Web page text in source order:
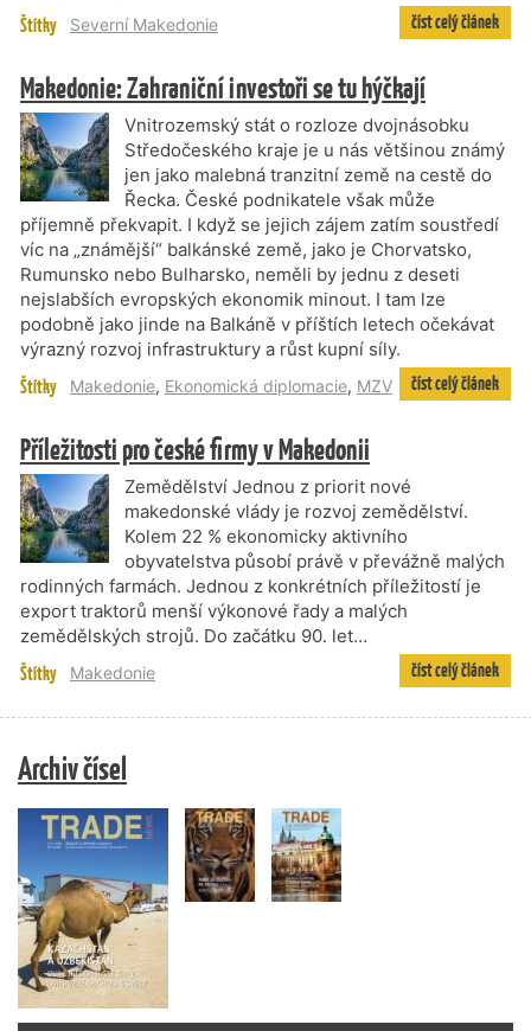
Štítky Severní Makedonie číst celý článek
Makedonie: Zahraniční investoři se tu hýčkají
Vnitrozemský stát o rozloze dvojnásobku
Středočeského kraje je u nás většinou známý
jen jako malebná tranzitní země na cestě do
Řecka. České podnikatele však může
příjemně překvapit. I když se jejich zájem zatím soustředí
víc na „známější“ balkánské země, jako je Chorvatsko,
Rumunsko nebo Bulharsko, neměli by jednu z deseti
nejslabších evropských ekonomik minout. I tam lze
podobně jako jinde na Balkáně v příštích letech očekávat
výrazný rozvoj infrastruktury a růst kupní síly.
Štítky Makedonie, Ekonomická diplomacie, MZV číst celý článek
Příležitosti pro české firmy v Makedonii
Zemědělství Jednou z priorit nové
makedonské vlády je rozvoj zemědělství.
Kolem 22 % ekonomicky aktivního
obyvatelstva působí právě v převážně malých
rodinných farmách. Jednou z konkrétních příležitostí je
export traktorů menší výkonové řady a malých
zemědělských strojů. Do začátku 90. let…
Štítky Makedonie číst celý článek
Archiv čísel